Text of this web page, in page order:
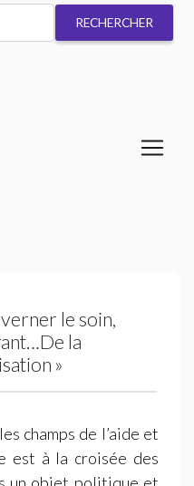
le soin,
la
»
champs de l’aide et
est à la croisée des